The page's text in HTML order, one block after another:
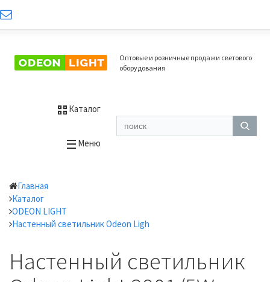
Оптовые и розничные продажи светового
оборудования
Каталог
Меню
Главная
Каталог
ODEON LIGHT
Настенный светильник Odeon Ligh
Настенный светильник